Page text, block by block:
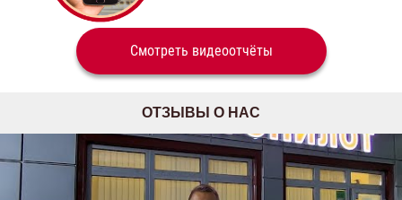
Смотреть видеоотчёты
ОТЗЫВЫ О НАС